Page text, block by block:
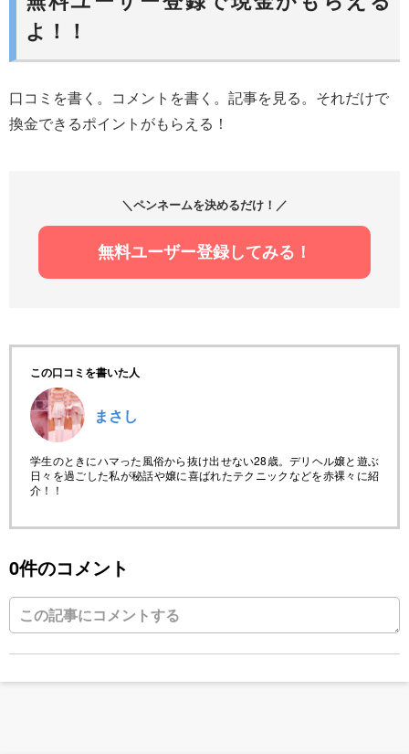
よ！！
口コミを書く。コメントを書く。記事を見る。それだけで
換金できるポイントがもらえる！
＼ペンネームを決めるだけ！／
無料ユーザー登録してみる！
この口コミを書いた人
まさし
学生のときにハマった風俗から抜け出せない28歳。デリヘル嬢と遊ぶ
日々を過ごした私が秘話や嬢に喜ばれたテクニックなどを赤裸々に紹
介！！
0件のコメント